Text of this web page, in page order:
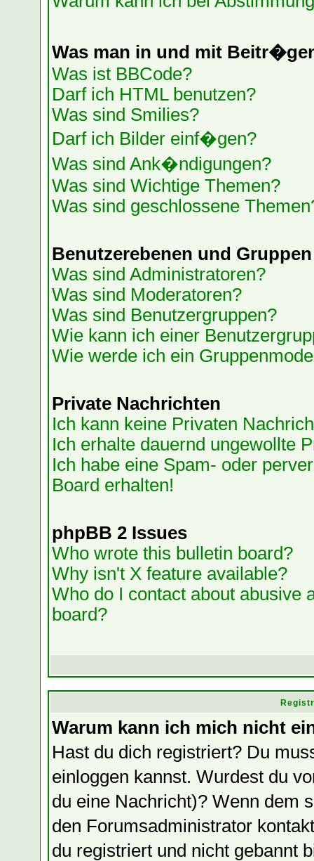
Was man in und mit
Was ist BBCode?
Darf ich HTML benutzen?
Was sind Smilies?
Darf ich Bilder einf�gen?
Was sind Ank�ndigungen?
Was sind Wichtige Themen?
Was sind geschlossene
Benutzerebenen und Gruppen
Was sind Administratoren?
Was sind Moderatoren?
Was sind Benutzergruppen?
Wie kann ich einer
Wie werde ich ein
Private Nachrichten
Ich kann keine Privaten
Ich erhalte dauernd ungewollte
Ich habe eine Spam- oder
Board erhalten!
phpBB 2 Issues
Who wrote this bulletin board?
Why isn't X feature available?
Who do I contact about abusive
board?
Warum kann ich mich nicht
Hast du dich registriert? Du
einloggen kannst. Wurdest du
du eine Nachricht)? Wenn dem
den Forumsadministrator
du registriert und nicht gebannt